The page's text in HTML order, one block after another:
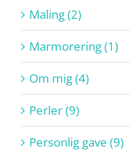
Maling (2)
Marmorering (1)
Om mig (4)
Perler (9)
Personlig gave (9)